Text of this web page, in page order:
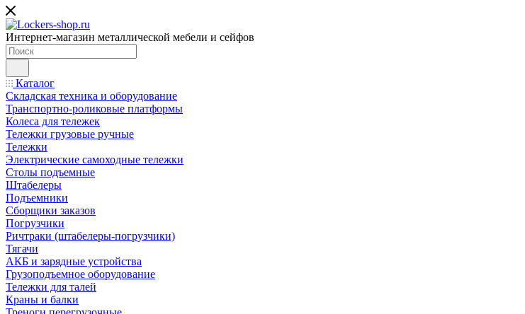
Интернет-магазин металлической мебели и сейфов
Каталог
Складская техника и оборудование
Транспортно-роликовые платформы
Колеса для тележек
Тележки грузовые ручные
Тележки
Электрические самоходные тележки
Столы подъемные
Штабелеры
Подъемники
Сборщики заказов
Погрузчики
Ричтраки (штабелеры-погрузчики)
Тягачи
АКБ и зарядные устройства
Грузоподъемное оборудование
Тележки для талей
Краны и балки